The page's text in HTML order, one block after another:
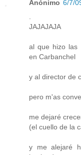
Anónimo 6/7/
JAJAJAJA
al que hizo las
en Carbanchel
y al director de
pero m'as
me dejaré
(el cuello de la
y me alejaré